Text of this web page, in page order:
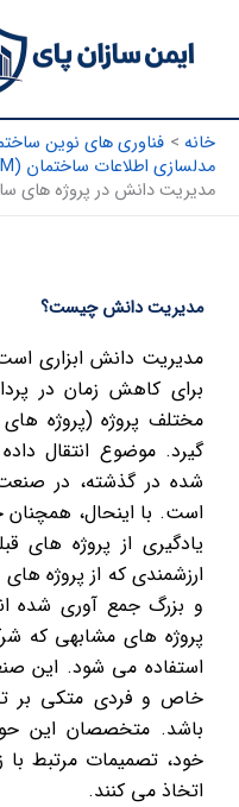
خانه
فناوری های نوین
مدلسازی اطلاعات ساختمان (BIM)
مدیریت دانش در پروژه های
مدیریت دانش چیست؟
مدیریت دانش ابزاری
برای کاهش زمان در
مختلف پروژه (پروژه های
گیرد. موضوع انتقال
شده در گذشته، در
است. با اینحال، همچنان
یادگیری از پروژه
ارزشمندی که از پروژه
و بزرگ جمع آوری شده
پروژه های مشابهی که
استفاده می شود. این
خاص و فردی متکی
باشد. متخصصان این
خود، تصمیمات مرتبط با
اتخاذ می کنند.